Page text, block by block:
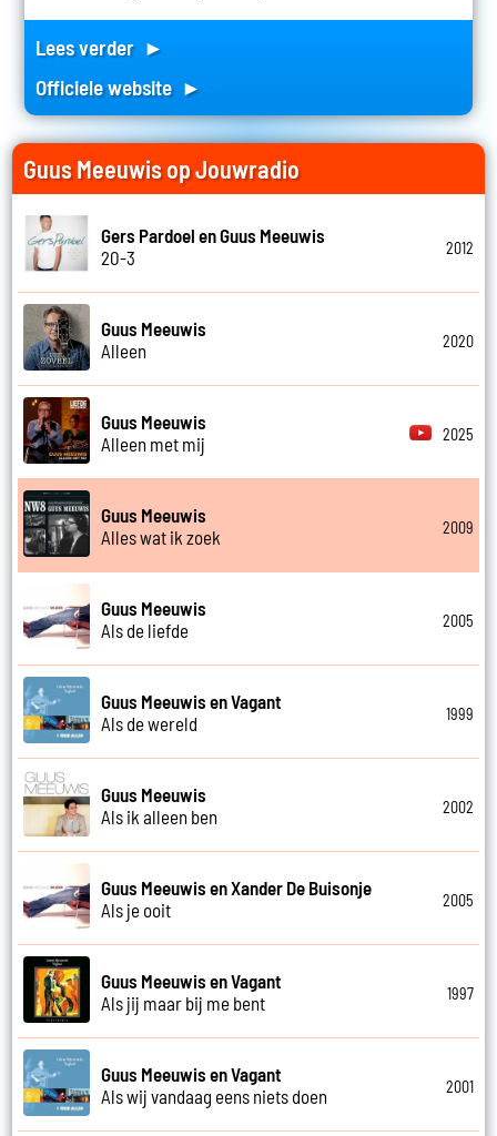
Lees verder ►
Officiele website ►
Guus Meeuwis op Jouwradio
Gers Pardoel en Guus Meeuwis
20-3
2012
Guus Meeuwis
Alleen
2020
Guus Meeuwis
Alleen met mij
2025
Guus Meeuwis
Alles wat ik zoek
2009
Guus Meeuwis
Als de liefde
2005
Guus Meeuwis en Vagant
Als de wereld
1999
Guus Meeuwis
Als ik alleen ben
2002
Guus Meeuwis en Xander De Buisonje
Als je ooit
2005
Guus Meeuwis en Vagant
Als jij maar bij me bent
1997
Guus Meeuwis en Vagant
Als wij vandaag eens niets doen
2001